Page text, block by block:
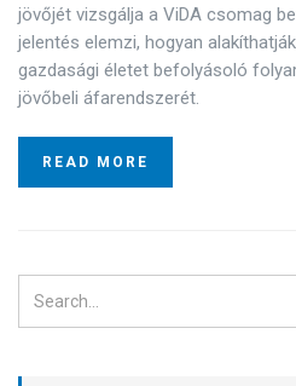
jövőjét vizsgálja a ViDA csomag
jelentés elemzi, hogyan
gazdasági életet befolyásoló
jövőbeli áfarendszerét.
READ MORE